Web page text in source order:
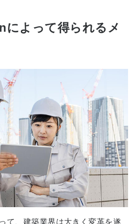
よって得られるメ
、建築業界は大きく変革を遂